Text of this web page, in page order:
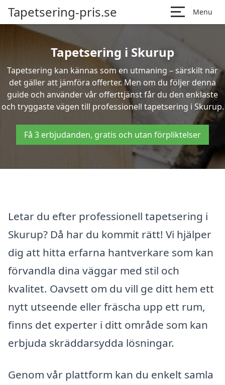
Tapetsering-pris.se Menu
Tapetsering i Skurup
Tapetsering kan kännas som en utmaning – särskilt när
det gäller att jämföra offerter. Men om du följer denna
guide och använder vår offerttjänst får du den enklaste
och tryggaste vägen till professionell tapetsering i Skurup.
Få 3 erbjudanden, gratis och utan förpliktelser
Letar du efter professionell tapetsering i
Skurup? Då har du kommit rätt! Vi hjälper
dig att hitta erfarna hantverkare som kan
förvandla dina väggar med stil och
kvalitet. Oavsett om du vill ge ditt hem ett
nytt utseende eller fräscha upp ett rum,
finns det experter i ditt område som kan
erbjuda skräddarsydda lösningar.
Genom vår plattform kan du enkelt samla